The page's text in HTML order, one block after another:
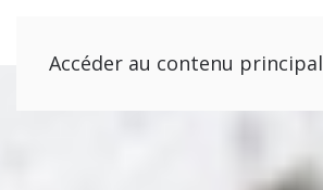
Accéder au contenu principal